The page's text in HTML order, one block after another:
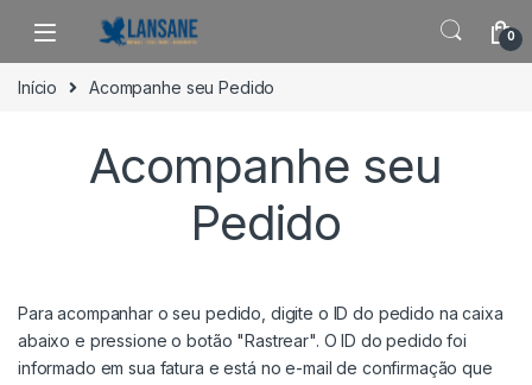
Saltar para navegação
Pular para o conteúdo
0
Início Acompanhe seu Pedido
Acompanhe seu
Pedido
Para acompanhar o seu pedido, digite o ID do pedido na caixa
abaixo e pressione o botão "Rastrear". O ID do pedido foi
informado em sua fatura e está no e-mail de confirmação que